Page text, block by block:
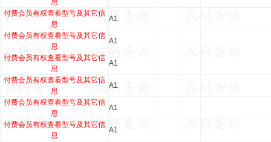
息
付费会员有权查看型号及其它信
息
A1
付费会员有权查看型号及其它信
息
A1
付费会员有权查看型号及其它信
息
A1
付费会员有权查看型号及其它信
息
A1
付费会员有权查看型号及其它信
息
A1
付费会员有权查看型号及其它信
息
A1